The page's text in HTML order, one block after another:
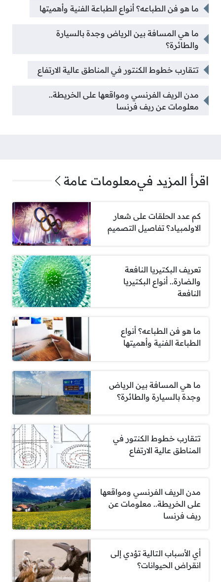
ما هو فن الطباعه؟ أنواع الطباعة الفنية وأهميتها
ما هي المسافة بين الرياض وجدة بالسيارة
والطائرة؟
تتقارب خطوط الكنتور في المناطق عالية الارتفاع
مدن الريف الفرنسي ومواقعها على الخريطة..
معلومات عن ريف فرنسا
اقرأ المزيد فيمعلومات عامة
كم عدد الحلقات على شعار
الاولمبياد؟ تفاصيل التصميم
تعريف البكتيريا النافعة
والضارة.. أنواع البكتيريا
النافعة
ما هو فن الطباعه؟ أنواع
الطباعة الفنية وأهميتها
ما هي المسافة بين الرياض
وجدة بالسيارة والطائرة؟
تتقارب خطوط الكنتور في
المناطق عالية الارتفاع
مدن الريف الفرنسي ومواقعها
على الخريطة.. معلومات عن
ريف فرنسا
أي الأسباب التالية تؤدي إلى
انقراض الحيوانات؟